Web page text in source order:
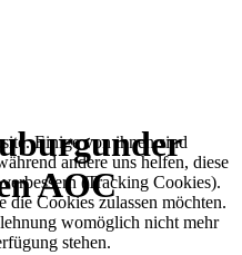
AOC
Einige von ihnen sind
andere uns helfen, diese
(Tracking Cookies).
die Cookies zulassen möchten.
womöglich nicht mehr
stehen.